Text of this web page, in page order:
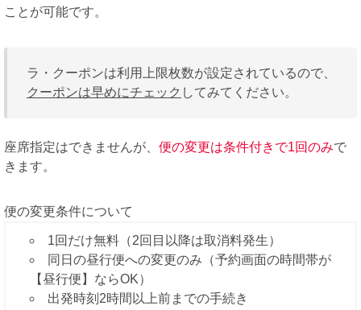
ことが可能です。
ラ・クーポンは利用上限枚数が設定されているので、
クーポンは早めにチェック してみてください。
座席指定はできませんが、 便の変更は条件付きで1回のみで
きます。
便の変更条件について
1回だけ無料（2回目以降は取消料発生）
同日の昼行便への変更のみ（予約画面の時間帯が
【昼行便】ならOK）
出発時刻2時間以上前までの手続き